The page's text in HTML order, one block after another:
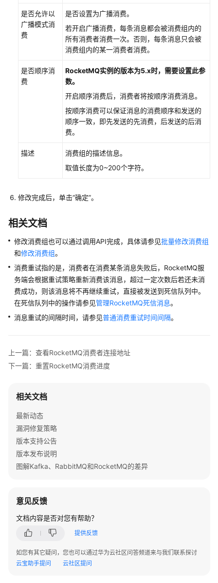
IAM
授
DMS
买
置
连
接
实
管
理
管
费
创
建
RocketMQ
费
查
看
消
是否允许以
广播模式消
费
是否设置为广播消费。
若开启广播消费，每条消息都会被消费组内的
所有消费者消费一次。否则，每条消息只会被
消费组内的某一消费者消费。
是否顺序消
费
RocketMQ实例的版本为5.x时，需要设置此参
数。
开启顺序消费后，消费者将按顺序消费消息。
按顺序消费可以保证消息的消费顺序和发送的
顺序一致，即先发送的先消费，后发送的后消
费。
描述
消费组的描述信息。
取值长度为0~200个字符。
修改完成后，单击“确定”。
相关文档
修改消费组也可以通过调用API完成，具体请参见批量修改消费组
和修改消费组。
消费重试指的是，消费者在消费某条消息失败后，RocketMQ服
务端会根据重试策略重新消费该消息，超过一定次数后若还未消
费成功，则该消息将不再继续重试，直接被发送到死信队列中。
在死信队列中的操作请参见管理RocketMQ死信消息。
消息重试的间隔时间，请参见普通消费重试时间间隔。
上一篇：查看RocketMQ消费者连接地址
下一篇：重置RocketMQ消费进度
相关文档
最新动态
漏洞修复策略
版本支持公告
版本发布说明
图解Kafka、RabbitMQ和RocketMQ的差异
意见反馈
文档内容是否对您有帮助？
提供反馈
如您有其它疑问，您也可以通过华为云社区问答频道来与我们联系探讨
云宝助手提问
云社区提问